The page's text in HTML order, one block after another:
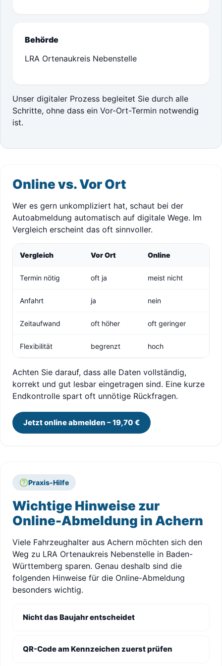
Behörde
LRA Ortenaukreis Nebenstelle
Unser digitaler Prozess begleitet Sie durch alle
Schritte, ohne dass ein Vor-Ort-Termin notwendig
ist.
Online vs. Vor Ort
Wer es gern unkompliziert hat, schaut bei der
Autoabmeldung automatisch auf digitale Wege. Im
Vergleich erscheint das oft sinnvoller.
Vergleich Vor Ort Online
Termin nötig oft ja meist nicht
Anfahrt ja nein
Zeitaufwand oft höher oft geringer
Flexibilität begrenzt hoch
Achten Sie darauf, dass alle Daten vollständig,
korrekt und gut lesbar eingetragen sind. Eine kurze
Endkontrolle spart oft unnötige Rückfragen.
Jetzt online abmelden – 19,70 €
Praxis-Hilfe
Wichtige Hinweise zur
Online-Abmeldung in Achern
Viele Fahrzeughalter aus Achern möchten sich den
Weg zu LRA Ortenaukreis Nebenstelle in Baden-
Württemberg sparen. Genau deshalb sind die
folgenden Hinweise für die Online-Abmeldung
besonders wichtig.
Nicht das Baujahr entscheidet
QR-Code am Kennzeichen zuerst prüfen